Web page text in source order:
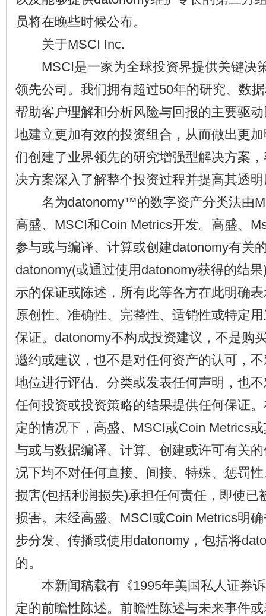
员将在晚些时候公布。
关于MSCI Inc.
MSCI是一家为全球投资界提供关键决
领先公司。我们拥有超过50年的研究、数
帮助客户理解和分析风险与回报的主要驱
地建立更加有效的投资组合，从而做出更
们创建了业界领先的研究增强型解决方案
决方案深入了解整个投资过程并提高其透
名为datonomy™的数字资产分类法由
高盛、MSCI和Coin Metrics开发。高盛、
参与或与编译、计算或创建datonomy有关
datonomy(或通过使用datonomy获得的结
示的保证或陈述，所有此等各方在此明确
原创性、准确性、完整性、适销性或特定
保证。datonomy不构成投资建议，不是购
邀约或建议，也不是对任何资产的认可，
地位进行评估、分类或发表任何声明，也
任何投资或投资策略的结果提供任何保证
定的情况下，高盛、MSCI或Coin Metrics
与或与数据编译、计算、创建或许可有关
况下均不对任何直接、间接、特殊、惩罚
损害(包括利润损失)承担任何责任，即使已
损害。未经高盛、MSCI或Coin Metrics明
步分发、传播或使用datonomy，包括将
的。
本新闻稿载有《1995年美国私人证券诉
定的前瞻性陈述。前瞻性陈述与未来事件